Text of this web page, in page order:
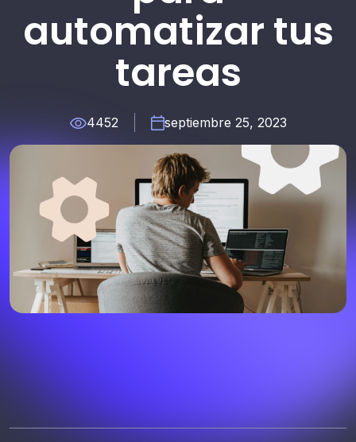
automatizar tus
tareas
4452 septiembre 25, 2023